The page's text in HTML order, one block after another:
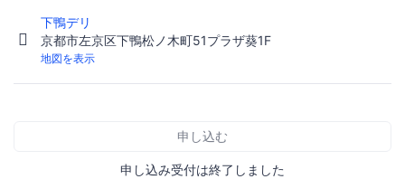
下鴨デリ
京都市左京区下鴨松ノ木町51プラザ葵1F
地図を表示
申し込む
申し込み受付は終了しました